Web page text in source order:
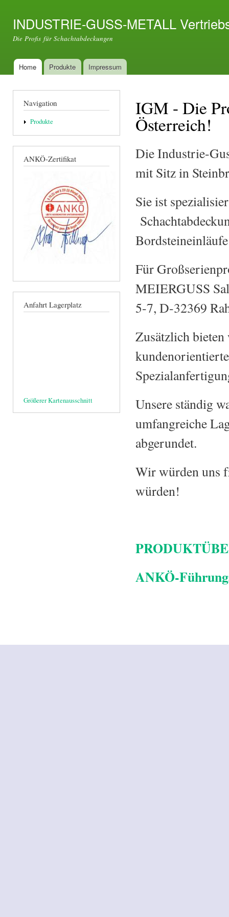
INDUSTRIE-GUSS-METALL
Die Profis für Schachtabdeckungen
Hauptmenü
Home Produkte Impressum
Navigation
Produkte
ANKÖ-Zertifikat
Anfahrt Lagerplatz
Größerer Kartenausschnitt
IGM - Die
Österreich!
Die Industrie-
mit Sitz in
Sie ist
Für
MEIERGUSS
5-7, D-32369
Zusätzlich
Unsere ständig
umfangreiche
abgerundet.
Wir würden uns
würden!
ANKÖ-